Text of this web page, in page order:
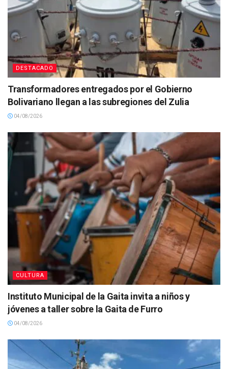
DESTACADO
Transformadores entregados por el Gobierno
Bolivariano llegan a las subregiones del Zulia
04/08/2026
CULTURA
Instituto Municipal de la Gaita invita a niños y
jóvenes a taller sobre la Gaita de Furro
04/08/2026